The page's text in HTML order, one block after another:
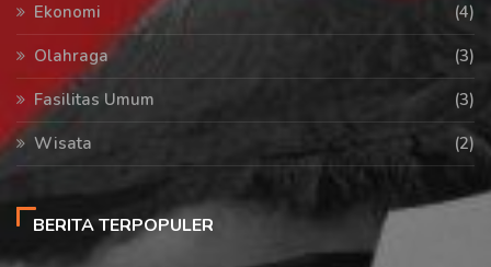
Ekonomi
(4)
Olahraga
(3)
Fasilitas Umum
(3)
Wisata
(2)
BERITA TERPOPULER